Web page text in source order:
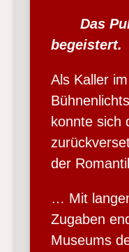
Das
begeistert.
Als Kaller
konnte sich
der
… Mit
Zugaben
Museums